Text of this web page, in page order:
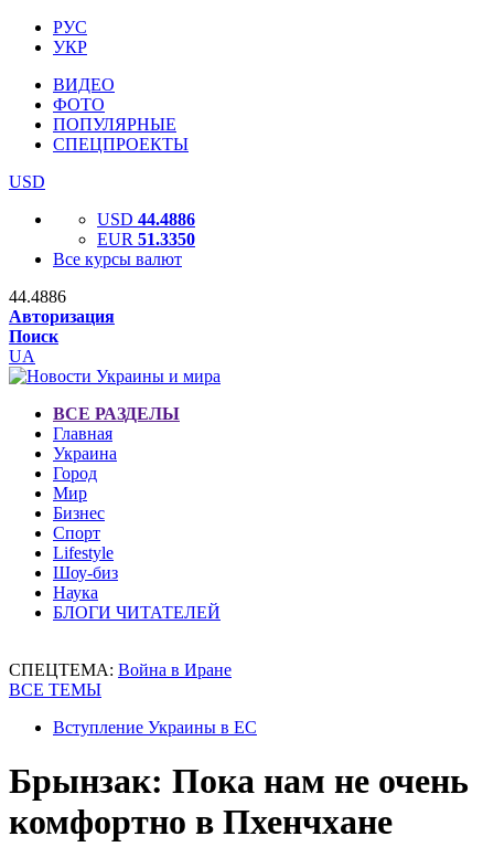
РУС
УКР
ВИДЕО
ФОТО
ПОПУЛЯРНЫЕ
СПЕЦПРОЕКТЫ
USD
USD 44.4886
EUR 51.3350
Все курсы валют
44.4886
Авторизация
Поиск
UA
ВСЕ РАЗДЕЛЫ
Главная
Украина
Город
Мир
Бизнес
Спорт
Lifestyle
Шоу-биз
Наука
БЛОГИ ЧИТАТЕЛЕЙ
СПЕЦТЕМА: Война в Иране
ВСЕ ТЕМЫ
Вступление Украины в ЕС
Брынзак: Пока нам не очень
комфортно в Пхенчхане